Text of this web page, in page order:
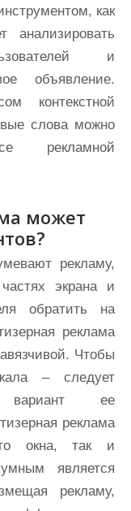
как
анализировать
и
объявление.
контекстной
слова можно
рекламной
может
рекламу,
экрана и
обратить на
реклама
Чтобы
– следует
вариант ее
реклама
окна, так и
является
рекламу,